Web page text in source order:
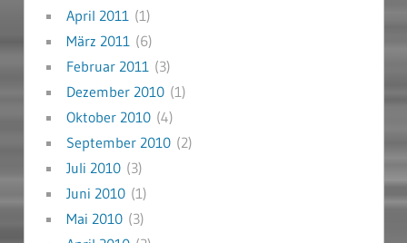
April 2011 (1)
März 2011 (6)
Februar 2011 (3)
Dezember 2010(1)
Oktober 2010(4)
September 2010(2)
Juli 2010(3)
Juni 2010(1)
Mai 2010(3)